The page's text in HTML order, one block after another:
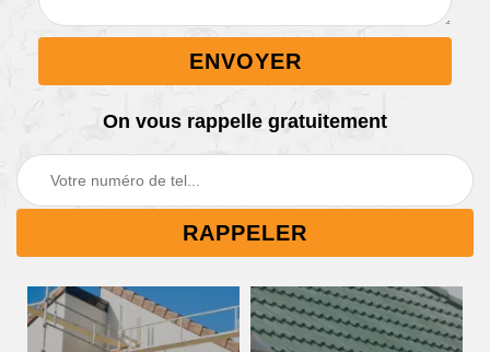
On vous rappelle gratuitement